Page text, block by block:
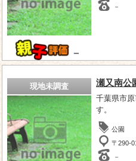
－
－
現地未調査 瀬又南公
千葉県市
す。
公園
〒290-
－